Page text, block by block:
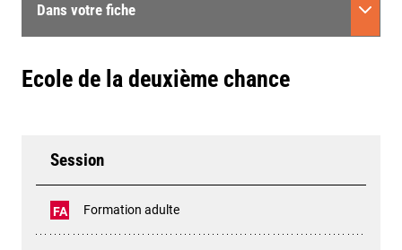
Dans votre fiche
Ecole de la deuxième chance
Session
FA Formation adulte